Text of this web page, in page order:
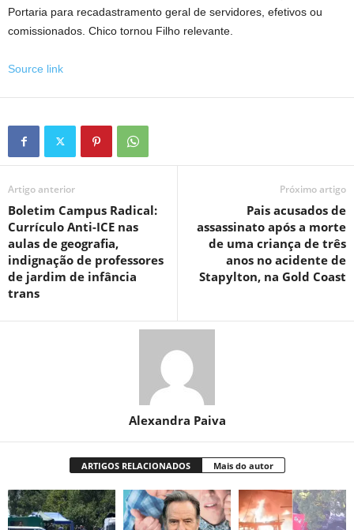
Portaria para recadastramento geral de servidores, efetivos ou
comissionados. Chico tornou Filho relevante.
Source link
Artigo anterior
Boletim Campus Radical:
Currículo Anti-ICE nas
aulas de geografia,
indignação de professores
de jardim de infância
trans
Próximo artigo
Pais acusados ​​de
assassinato após a morte
de uma criança de três
anos no acidente de
Stapylton, na Gold Coast
Alexandra Paiva
ARTIGOS RELACIONADOS Mais do autor